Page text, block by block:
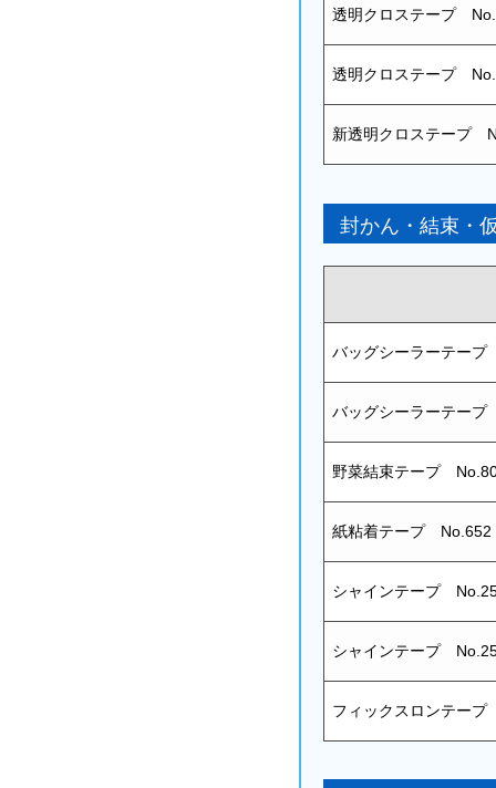
透明クロステープ
透明クロステープ
新透明クロステープ
封かん・結束・
バッグシーラーテー
バッグシーラーテー
野菜結束テープ
紙粘着テープ No.652
シャインテープ
シャインテープ
フィックスロンテー